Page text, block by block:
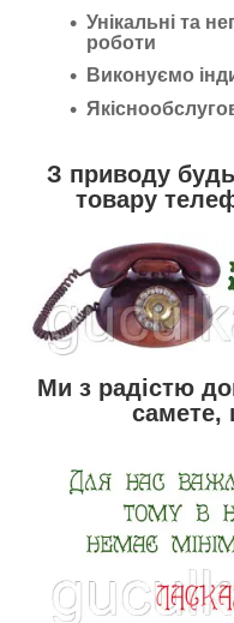
Унікальні та
роботи
Виконуємо
З приводу
товару
Ми з радістю